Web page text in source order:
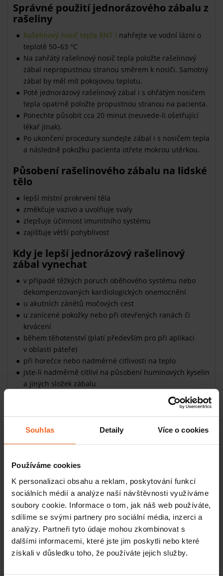
Souhlas Detaily Více o cookies
Používáme cookies
K personalizaci obsahu a reklam, poskytování funkcí
sociálních médií a analýze naší návštěvnosti využíváme
soubory cookie. Informace o tom, jak náš web používáte,
sdílíme se svými partnery pro sociální média, inzerci a
analýzy. Partneři tyto údaje mohou zkombinovat s
dalšími informacemi, které jste jim poskytli nebo které
získali v důsledku toho, že používáte jejich služby.
Správné použití jednorázového zábalu z
rašeliny
Rašelinový nosič tepla RNT I nahřejte ve vodní lázni o
teplotě 50–63 °C
Na zahřátý rašelinový nosič tepla položte rašelinový
zábal nepropustnou stranou směrem k nosiči. Samotný
zábal by měl mít pokojovou teplotu.
Poté jednorázový rašelinový zábal i s ohřátým nosičem
tepla opatrně položte propustnou stranou na pacienta.
Ponechte působit cca 20 minut (neuvede-li ošetřující
lékař jinak).
Po ukončení procedury sundejte zábal i s nosičem tepla
a následně pokožku pacienta otřete mokrou utěrkou.
Působení rašelinového zábalu na lidské
tělo
lepší místní prokrvení těla
změkčuje vazivo a uvolňuje svaly
zlepšuje účinnost imunitního systému
zajišťuje větší pohyblivost
Kdy je lepší jednorázový rašelinový
zábal vynechat
v případě těžkých poruch oběhového systému nebo
dekompenzovaných kardiologických onemocnění
u akutních zánětů močových cest
u zanícené pokožky nebo při otevřených ranách či
krvácení
během těhotenství (platí především pro při aplikaci
v oblasti páteře)
při horečce nebo nadměrné citlivosti na teplo
jste-li nadměrně citliví na působení huminových kyselin
a jiných složek zábalu
na přímém světle. Teplota skladování by se měla
pohybovat mezi 5 a 25°C.
Co dělat s použitými rašelinovými
zábaly
Co přijde z přírody, to by se do přírody mělo vrátit. O
rašelinových zábalech to platí dokonale. Jak rouno, tak fólie
nekontaminujíživotní prostředí ani vodu. Navíc jsou i
recyklovatelné. Likvidovat je můžete jak do komunálního
odpadu (kat. 200301), tak do kontejnerů na tříděný odpad
(plasty kat. 150102). A rašelina? Tu vraťte zase do přírody